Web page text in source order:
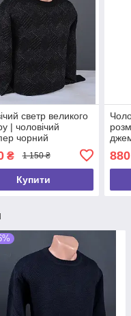
светр великого
| чоловічий
чорний
₴ 1 150 ₴
Купити
880